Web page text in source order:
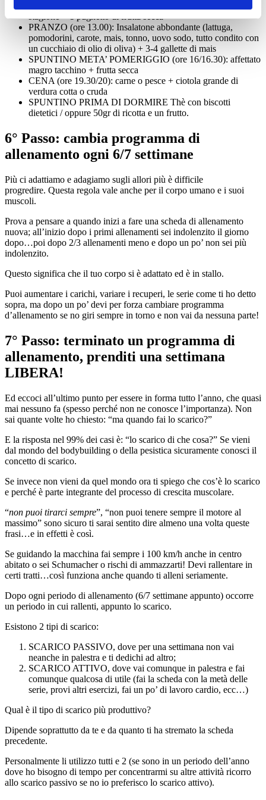
stagione + 1 pugnetto di frutta secca
PRANZO (ore 13.00): Insalatone abbondante (lattuga,
pomodorini, carote, mais, tonno, uovo sodo, tutto condito con
un cucchiaio di olio di oliva) + 3-4 gallette di mais
SPUNTINO META’ POMERIGGIO (ore 16/16.30): affettato
magro tacchino + frutta secca
CENA (ore 19.30/20): carne o pesce + ciotola grande di
verdura cotta o cruda
SPUNTINO PRIMA DI DORMIRE Thè con biscotti
dietetici / oppure 50gr di ricotta e un frutto.
6° Passo: cambia programma di
allenamento ogni 6/7 settimane
Più ci adattiamo e adagiamo sugli allori più è difficile
progredire. Questa regola vale anche per il corpo umano e i suoi
muscoli.
Prova a pensare a quando inizi a fare una scheda di allenamento
nuova; all’inizio dopo i primi allenamenti sei indolenzito il giorno
dopo…poi dopo 2/3 allenamenti meno e dopo un po’ non sei più
indolenzito.
Questo significa che il tuo corpo si è adattato ed è in stallo.
Puoi aumentare i carichi, variare i recuperi, le serie come ti ho detto
sopra, ma dopo un po’ devi per forza cambiare programma
d’allenamento se no giri sempre in torno e non vai da nessuna parte!
7° Passo: terminato un programma di
allenamento, prenditi una settimana
LIBERA!
Ed eccoci all’ultimo punto per essere in forma tutto l’anno, che quasi
mai nessuno fa (spesso perché non ne conosce l’importanza). Non
sai quante volte ho chiesto: “ma quando fai lo scarico?”
E la risposta nel 99% dei casi è: “lo scarico di che cosa?” Se vieni
dal mondo del bodybuilding o della pesistica sicuramente conosci il
concetto di scarico.
Se invece non vieni da quel mondo ora ti spiego che cos’è lo scarico
e perché è parte integrante del processo di crescita muscolare.
“non puoi tirarci sempre”, “non puoi tenere sempre il motore al
massimo” sono sicuro ti sarai sentito dire almeno una volta queste
frasi…e in effetti è così.
Se guidando la macchina fai sempre i 100 km/h anche in centro
abitato o sei Schumacher o rischi di ammazzarti! Devi rallentare in
certi tratti…così funziona anche quando ti alleni seriamente.
Dopo ogni periodo di allenamento (6/7 settimane appunto) occorre
un periodo in cui rallenti, appunto lo scarico.
Esistono 2 tipi di scarico:
SCARICO PASSIVO, dove per una settimana non vai
neanche in palestra e ti dedichi ad altro;
SCARICO ATTIVO, dove vai comunque in palestra e fai
comunque qualcosa di utile (fai la scheda con la metà delle
serie, provi altri esercizi, fai un po’ di lavoro cardio, ecc…)
Qual è il tipo di scarico più produttivo?
Dipende soprattutto da te e da quanto ti ha stremato la scheda
precedente.
Personalmente li utilizzo tutti e 2 (se sono in un periodo dell’anno
dove ho bisogno di tempo per concentrarmi su altre attività ricorro
allo scarico passivo se no io preferisco lo scarico attivo).